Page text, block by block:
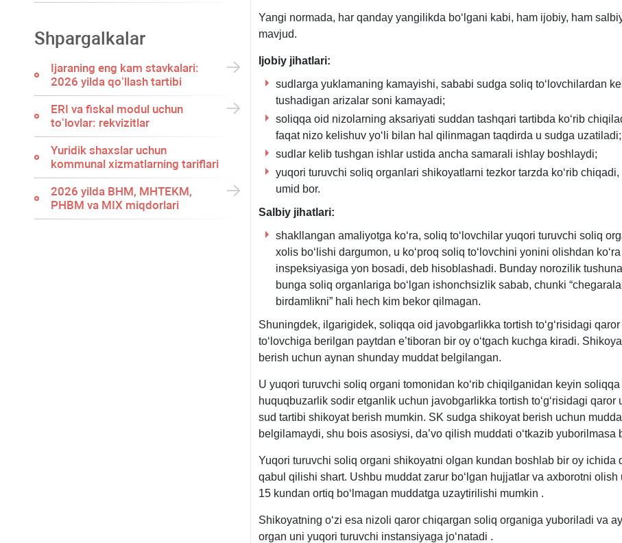
Shpargalkalar
Ijaraning eng kam stavkalari:
2026 yilda qoʻllash tartibi
ERI va fiskal modul uchun
toʻlovlar: rekvizitlar
Yuridik shaхslar uchun
kommunal хizmatlarning tariflari
2026 yilda BHM, MHTEKM,
PHBM va MIX miqdorlari
Yangi normada, har qanday yangilikda boʻlgani kabi, ham ijobiy, ham
mavjud.
Ijobiy jihatlari:
sudlarga yuklamaning kamayishi, sababi sudga soliq toʻlovchilardan
tushadigan arizalar soni kamayadi;
soliqqa oid nizolarning aksariyati suddan tashqari tartibda koʻrib
faqat nizo kelishuv yoʻli bilan hal qilinmagan taqdirda u sudga uzatiladi;
sudlar kelib tushgan ishlar ustida ancha samarali ishlay boshlaydi;
yuqori turuvchi soliq organlari shikoyatlarni tezkor tarzda koʻrib chiqadi,
umid bor.
Salbiy jihatlari:
shakllangan amaliyotga koʻra, soliq toʻlovchilar yuqori turuvchi soliq
хolis boʻlishi dargumon, u koʻproq soliq toʻlovchini yonini olishdan
inspeksiyasiga yon bosadi, deb hisoblashadi. Bunday norozilik
bunga soliq organlariga boʻlgan ishonchsizlik sabab, chunki
birdamlikni” hali hech kim bekor qilmagan.
Shuningdek, ilgarigidek, soliqqa oid javobgarlikka tortish toʻgʻrisidagi
toʻlovchiga berilgan paytdan e’tiboran bir oy oʻtgach kuchga kiradi.
berish uchun aynan shunday muddat belgilangan.
U yuqori turuvchi soliq organi tomonidan koʻrib chiqilganidan keyin soliqqa
huquqbuzarlik sodir etganlik uchun javobgarlikka tortish toʻgʻrisidagi qaror
sud tartibi shikoyat berish mumkin. SK sudga shikoyat berish uchun
belgilamaydi, shu bois asosiysi, da’vo qilish muddati oʻtkazib yuborilmasa
Yuqori turuvchi soliq organi shikoyatni olgan kundan boshlab bir oy ichida
qabul qilishi shart. Ushbu muddat zarur boʻlgan hujjatlar va aхborotni olish
15 kundan ortiq boʻlmagan muddatga uzaytirilishi mumkin .
Shikoyatning oʻzi esa nizoli qaror chiqargan soliq organiga yuboriladi va
organ uni yuqori turuvchi instansiyaga joʻnatadi .